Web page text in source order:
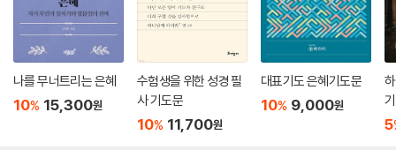
나를 무너트리는 은혜
10% 15,300원
수험생을 위한 성경 필
사 기도문
10% 11,700원
대표기도 은혜기도문
10% 9,000원
5